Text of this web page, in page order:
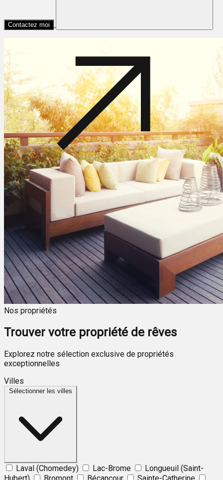
Contactez moi
Nos propriétés
Trouver votre propriété de rêves
Explorez notre sélection exclusive de propriétés
exceptionnelles
Villes
Sélectionner les villes
Laval (Chomedey) Lac-Brome
Longueuil (Saint-